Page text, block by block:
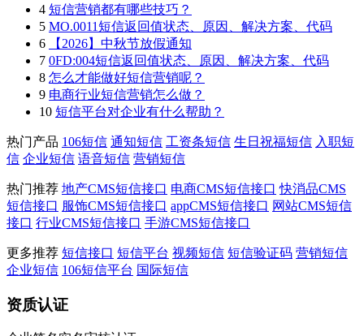
4 短信营销都有哪些技巧？
5 MO.0011短信返回值状态、原因、解决方案、代码
6
【2026】中秋节放假通知
7 0FD:004短信返回值状态、原因、解决方案、代码
8 怎么才能做好短信营销呢？
9 电商行业短信营销怎么做？
10 短信平台对企业有什么帮助？
热门产品 106短信 通知短信 工资条短信 生日祝福短信 入职短
信 企业短信 语音短信 营销短信
热门推荐 地产CMS短信接口 电商CMS短信接口 快消品CMS
短信接口 服饰CMS短信接口 appCMS短信接口 网站CMS短信
接口 行业CMS短信接口 手游CMS短信接口
更多推荐 短信接口 短信平台 视频短信 短信验证码 营销短信
企业短信 106短信平台 国际短信
资质认证